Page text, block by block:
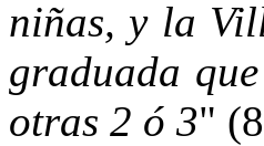
niñas, y la
graduada
otras 2 ó 3"